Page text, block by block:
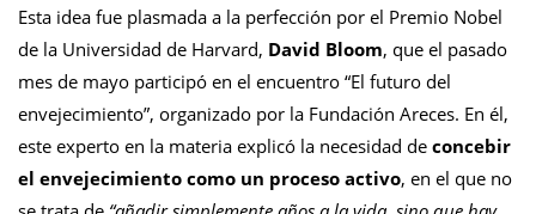
Esta idea fue plasmada a la perfección por el Premio Nobel
de la Universidad de Harvard, David Bloom, que el pasado
mes de mayo participó en el encuentro “El futuro del
envejecimiento”, organizado por la Fundación Areces. En él,
este experto en la materia explicó la necesidad de concebir
el envejecimiento como un proceso activo, en el que no